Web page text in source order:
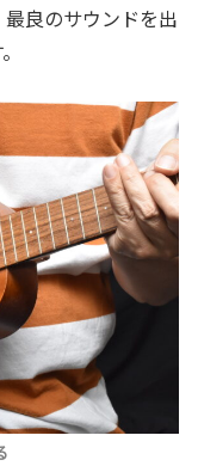
良のサウンドを出